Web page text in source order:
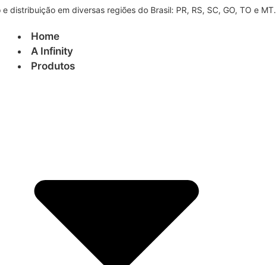
distribuição em diversas regiões do Brasil: PR, RS, SC, GO, TO e MT.
Home
A Infinity
Produtos